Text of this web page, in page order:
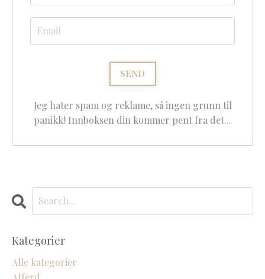
Jeg hater spam og reklame, så ingen grunn til
panikk! Innboksen din kommer pent fra det...
Kategorier
Alle kategorier